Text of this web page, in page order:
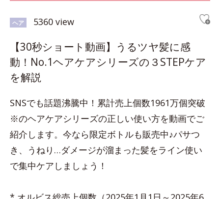
ヘア 5360 view
【30秒ショート動画】うるツヤ髪に感
動！No.1ヘアケアシリーズの３STEPケア
を解説
SNSでも話題沸騰中！累計売上個数1961万個突破
※のヘアケアシリーズの正しい使い方を動画でご
紹介します。今なら限定ボトルも販売中♪パサつ
き、うねり…ダメージが溜まった髪をライン使い
で集中ケアしましょう！